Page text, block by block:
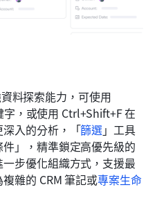
料探索能力，可使用
，或使用 Ctrl+Shift+F 在
入的分析，「篩選」工具
」，精準鎖定高優先級的
步優化組織方式，支援最
雜的 CRM 筆記或專案生命